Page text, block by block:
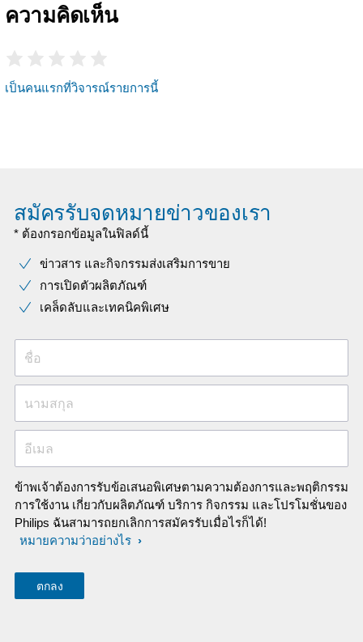
ความคิดเห็น
เป็นคนแรกที่วิจารณ์รายการนี้
สมัครรับจดหมายข่าวของเรา
* ต้องกรอกข้อมูลในฟิลด์นี้
ข่าวสาร และกิจกรรมส่งเสริมการขาย
การเปิดตัวผลิตภัณฑ์
เคล็ดลับและเทคนิคพิเศษ
ชื่อ
นามสกุล
อีเมล
ข้าพเจ้าต้องการรับข้อเสนอพิเศษตามความต้องการและพฤติกรรม
การใช้งาน เกี่ยวกับผลิตภัณฑ์ บริการ กิจกรรม และโปรโมชั่นของ
Philips ฉันสามารถยกเลิกการสมัครรับเมื่อไรก็ได้!
หมายความว่าอย่างไร